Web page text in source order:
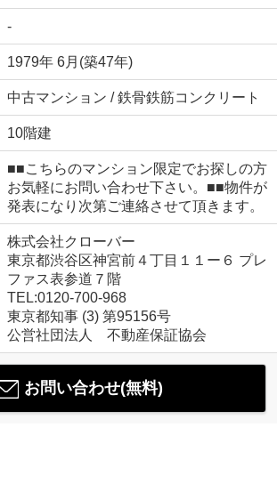
-
1979年 6月(築47年)
中古マンション / 鉄骨鉄筋コンクリート
10階建
■■こちらのマンション限定でお探しの方
お気軽にお問い合わせ下さい。■■物件が
発表になり次第ご連絡させて頂きます。
株式会社クローバー
東京都渋谷区神宮前４丁目１１ー６ プレ
ファス表参道７階
TEL:0120-700-968
東京都知事 (3) 第95156号
公営社団法人 不動産保証協会
お問い合わせ(無料)